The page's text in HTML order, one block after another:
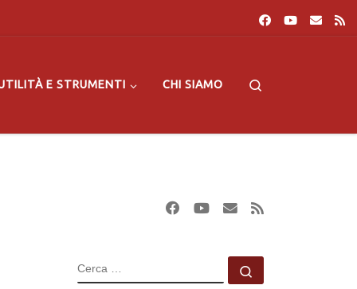
E STRUMENTI CHI SIAMO
CERCA